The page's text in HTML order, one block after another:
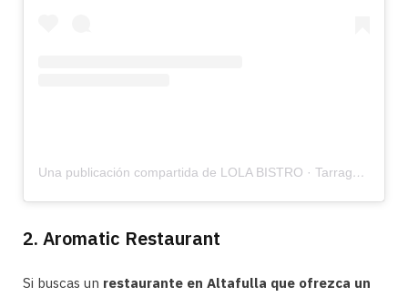
Una publicación compartida de LOLA BISTRO · Tarragona & Alt. (@lolabistrorestaurant)
2. Aromatic Restaurant
Si buscas un restaurante en Altafulla que ofrezca un